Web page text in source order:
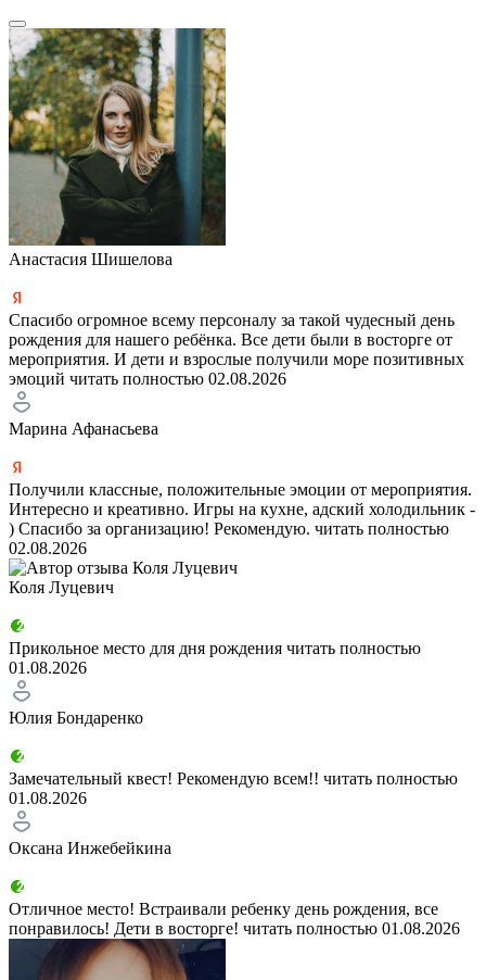
Анастасия Шишелова
Спасибо огромное всему персоналу за такой чудесный день
рождения для нашего ребёнка. Все дети были в восторге от
мероприятия. И дети и взрослые получили море позитивных
эмоций читать полностью 02.08.2026
Марина Афанасьева
Получили классные, положительные эмоции от мероприятия.
Интересно и креативно. Игры на кухне, адский холодильник -
) Спасибо за организацию! Рекомендую. читать полностью
02.08.2026
Коля Луцевич
Прикольное место для дня рождения читать полностью
01.08.2026
Юлия Бондаренко
Замечательный квест! Рекомендую всем!! читать полностью
01.08.2026
Оксана Инжебейкина
Отличное место! Встраивали ребенку день рождения, все
понравилось! Дети в восторге! читать полностью 01.08.2026